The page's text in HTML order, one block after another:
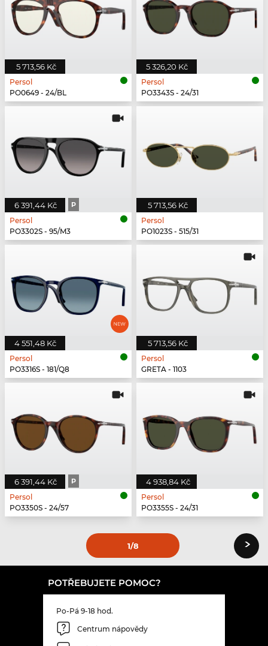
5 713,56 Kč
Persol
PO0649 - 24/BL
5 326,20 Kč
Persol
PO3343S - 24/31
6 391,44 Kč P
Persol
PO3302S - 95/M3
5 713,56 Kč
Persol
PO1023S - 515/31
4 551,48 Kč
Persol
PO3316S - 181/Q8
5 713,56 Kč
Persol
GRETA - 1103
6 391,44 Kč P
Persol
PO3350S - 24/57
4 938,84 Kč
Persol
PO3355S - 24/31
1/8 ›
POTŘEBUJETE POMOC?
Po-Pá 9-18 hod.
Centrum nápovědy